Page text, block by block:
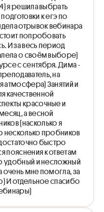
я решила выбрать
к егэ по
отрывок вебинара
попробовать
И за весь период
о своём выборе)
с сентября. Дима -
на
атмосфера) Занятий и
качественной
красочные и
а весной
(насколько я
несколько пробников
быстро
пояснения к ответам
удобный и несложный
очень мне помогла, за
И отдельное спасибо